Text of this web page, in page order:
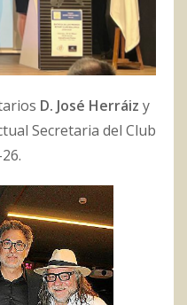
D. José Herráiz y
Secretaria del Club